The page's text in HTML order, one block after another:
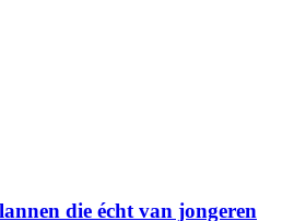
die écht van jongeren